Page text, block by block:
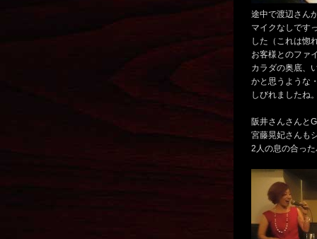
途中で渡辺さん
マイクなしです
した（これは惚
お客様とのファ
カラダの奥底、
かと思うような
しびれましたね
阪井さんさんと
宮藤晃妃さんも
2人の息の合っ